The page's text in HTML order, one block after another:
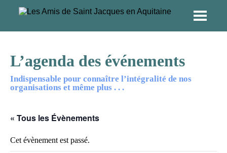
L’agenda des événements
Indispensable pour connaître l’intégralité de nos
organisations et même plus . . .
« Tous les Évènements
Cet évènement est passé.